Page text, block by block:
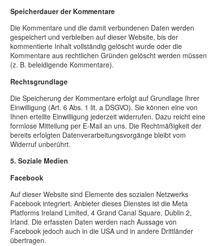
Speicherdauer der Kommentare
Die Kommentare und die damit verbundenen Daten werden
gespeichert und verbleiben auf dieser Website, bis der
kommentierte Inhalt vollständig gelöscht wurde oder die
Kommentare aus rechtlichen Gründen gelöscht werden müssen
(z. B. beleidigende Kommentare).
Rechtsgrundlage
Die Speicherung der Kommentare erfolgt auf Grundlage Ihrer
Einwilligung (Art. 6 Abs. 1 lit. a DSGVO). Sie können eine von
Ihnen erteilte Einwilligung jederzeit widerrufen. Dazu reicht eine
formlose Mitteilung per E-Mail an uns. Die Rechtmäßigkeit der
bereits erfolgten Datenverarbeitungsvorgänge bleibt vom
Widerruf unberührt.
5. Soziale Medien
Facebook
Auf dieser Website sind Elemente des sozialen Netzwerks
Facebook integriert. Anbieter dieses Dienstes ist die Meta
Platforms Ireland Limited, 4 Grand Canal Square, Dublin 2,
Irland. Die erfassten Daten werden nach Aussage von
Facebook jedoch auch in die USA und in andere Drittländer
übertragen.